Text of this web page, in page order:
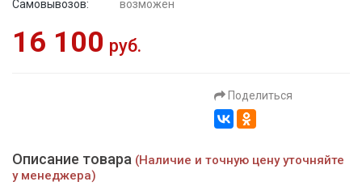
Самовывозов:
возможен
16 100 руб.
Поделиться
Описание товара (Наличие и точную цену уточняйте
у менеджера)